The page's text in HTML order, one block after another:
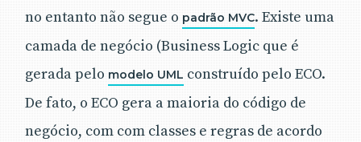
no entanto não segue o padrão MVC. Existe uma
camada de negócio (Business Logic que é
gerada pelo modelo UML construído pelo ECO.
De fato, o ECO gera a maioria do código de
negócio, com com classes e regras de acordo